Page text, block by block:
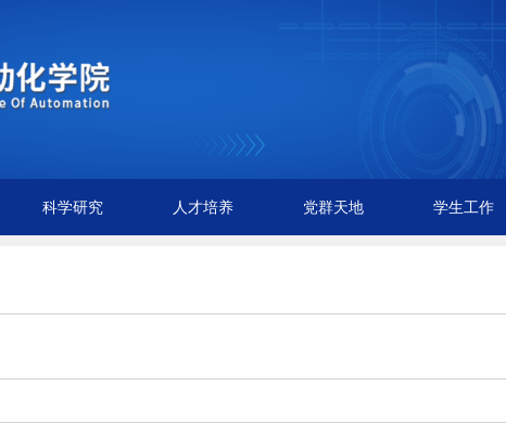
科学研究 人才培养 党群天地 学生工作